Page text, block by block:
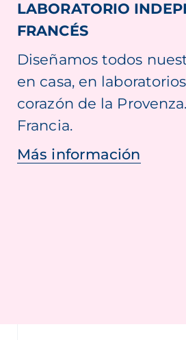
LABORATORIO
FRANCÉS
Diseñamos todos
en casa, en
corazón de la
Francia.
Más información